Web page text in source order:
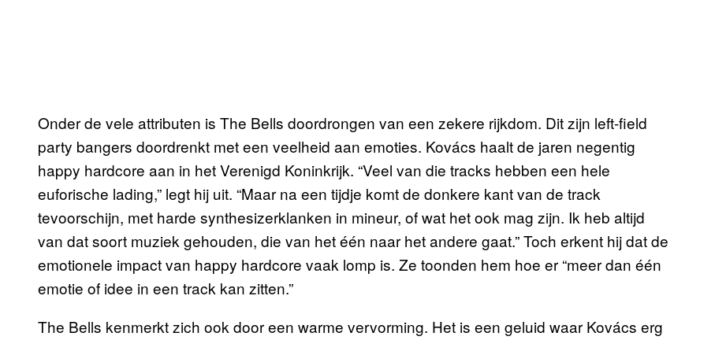
Onder de vele attributen is The Bells doordrongen van een zekere rijkdom. Dit zijn left-field
party bangers doordrenkt met een veelheid aan emoties. Kovács haalt de jaren negentig
happy hardcore aan in het Verenigd Koninkrijk. “Veel van die tracks hebben een hele
euforische lading,” legt hij uit. “Maar na een tijdje komt de donkere kant van de track
tevoorschijn, met harde synthesizerklanken in mineur, of wat het ook mag zijn. Ik heb altijd
van dat soort muziek gehouden, die van het één naar het andere gaat.” Toch erkent hij dat de
emotionele impact van happy hardcore vaak lomp is. Ze toonden hem hoe er “meer dan één
emotie of idee in een track kan zitten.”
The Bells kenmerkt zich ook door een warme vervorming. Het is een geluid waar Kovács erg